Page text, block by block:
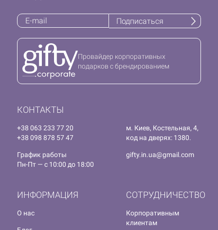
КОНТАКТЫ
+38 063 233 77 20
+38 098 878 57 47
м. Киев, Костельная, 4,
код на дверях: 1380.
График работы
Пн-Пт — с 10:00 до 18:00
gifty.in.ua@gmail.com
СОТРУДНИЧЕСТВО
Корпоративным
клиентам
ИНФОРМАЦИЯ
О нас
Подписаться
Провайдер корпоративных
подарков с брендированием